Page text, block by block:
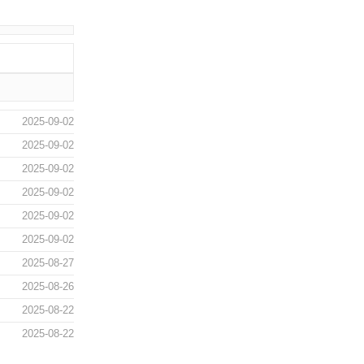
2025-09-02
2025-09-02
2025-09-02
2025-09-02
2025-09-02
2025-09-02
2025-08-27
2025-08-26
2025-08-22
2025-08-22